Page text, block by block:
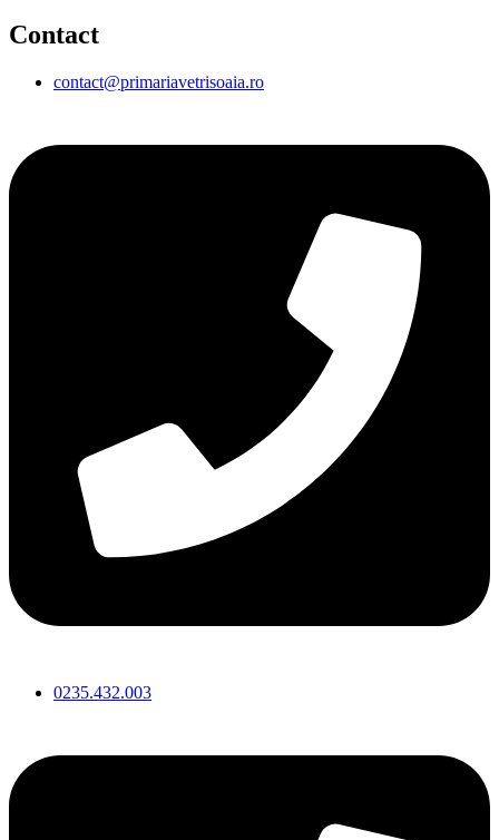
Contact
contact@primariavetrisoaia.ro
0235.432.003